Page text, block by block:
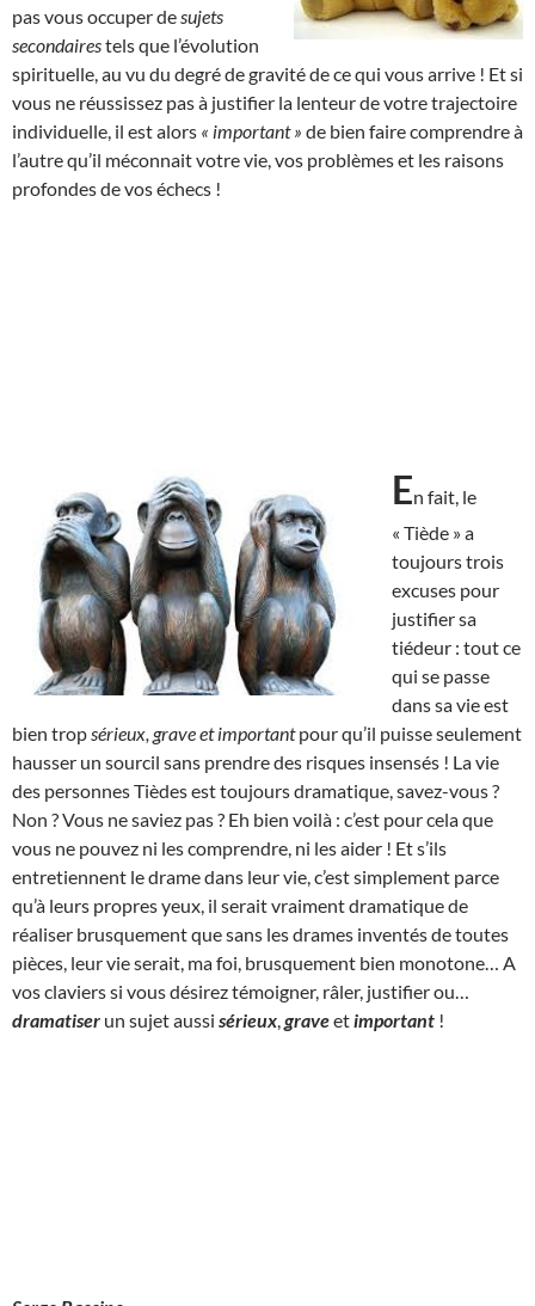
pas vous occuper de sujets
secondairestels que l’évolution
spirituelle, au vu du degré de gravité de ce qui vous arrive ! Et si
vous ne réussissez pas à justifier la lenteur de votre trajectoire
individuelle, il est alors « important » de bien faire comprendre à
l’autre qu’il méconnait votre vie, vos problèmes et les raisons
profondes de vos échecs !
En fait, le
« Tiède » a
toujours trois
excuses pour
justifier sa
tiédeur : tout ce
qui se passe
dans sa vie est
bien trop sérieux, grave et importantpour qu’il puisse seulement
hausser un sourcil sans prendre des risques insensés ! La vie
des personnes Tièdes est toujours dramatique, savez-vous ?
Non ? Vous ne saviez pas ? Eh bien voilà : c’est pour cela que
vous ne pouvez ni les comprendre, ni les aider ! Et s’ils
entretiennent le drame dans leur vie, c’est simplement parce
qu’à leurs propres yeux, il serait vraiment dramatique de
réaliser brusquement que sans les drames inventés de toutes
pièces, leur vie serait, ma foi, brusquement bien monotone… A
vos claviers si vous désirez témoigner, râler, justifier ou…
dramatiser un sujet aussi sérieux graveet important !